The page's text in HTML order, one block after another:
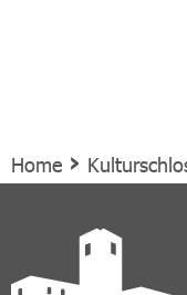
Home ›